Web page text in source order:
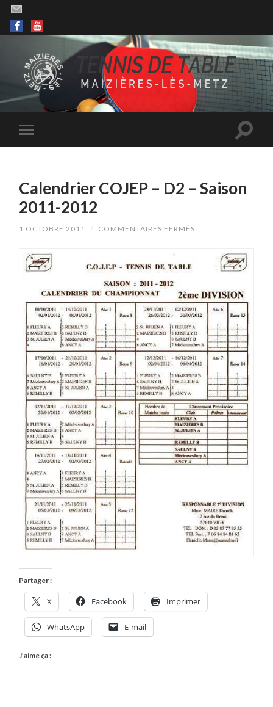
Calendrier COJEP – D2 – Saison
2011-2012
1 OCTOBRE 2011 / COMMENTAIRES FERMÉS
2011-
2012
Partager :
X Facebook Imprimer
WhatsApp E-mail
J’aime ça :